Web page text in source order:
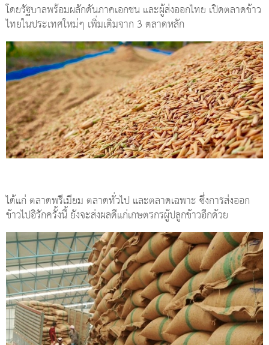
โดยรัฐบาลพร้อมผลักดันภาคเอกชน และผู้ส่งออกไทย เปิดตลาดข้าว
ไทยในประเทศใหม่ๆ เพิ่มเติมจาก 3 ตลาดหลัก
ได้แก่ ตลาดพรีเมียม ตลาดทั่วไป และตลาดเฉพาะ ซึ่งการส่งออก
ข้าวไปอิรักครั้งนี้ ยังจะส่งผลดีแก่เกษตรกรผู้ปลูกข้าวอีกด้วย